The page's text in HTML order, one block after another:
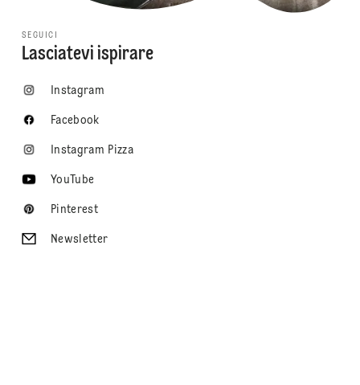
SEGUICI
Lasciatevi ispirare
Instagram
Facebook
Instagram Pizza
YouTube
Pinterest
Newsletter